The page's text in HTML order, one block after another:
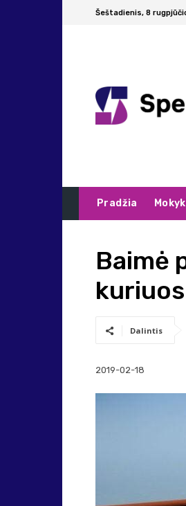
Šeštadienis, 8
Pradžia
Baimė
Dalintis
2019-02-18